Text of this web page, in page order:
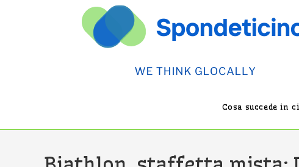
Cosa succede in